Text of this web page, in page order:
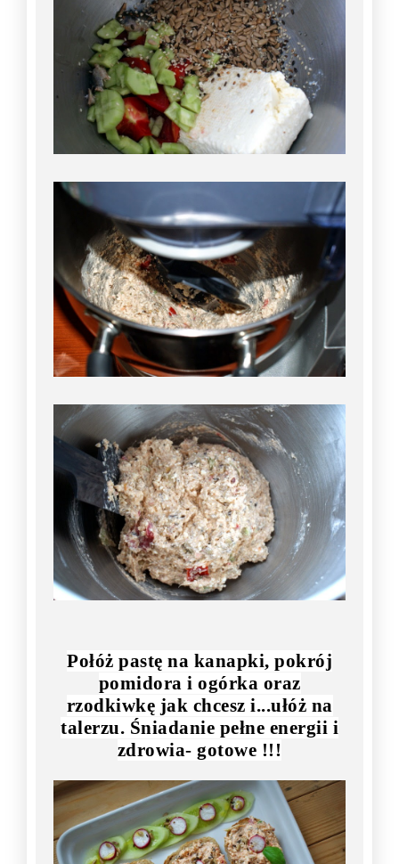
Połóż pastę na kanapki, pokrój
pomidora i ogórka oraz
rzodkiwkę jak chcesz i...ułóż na
talerzu. Śniadanie pełne energii i
zdrowia- gotowe !!!